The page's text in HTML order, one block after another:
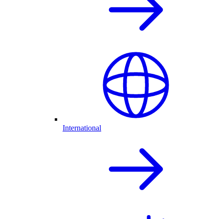
International